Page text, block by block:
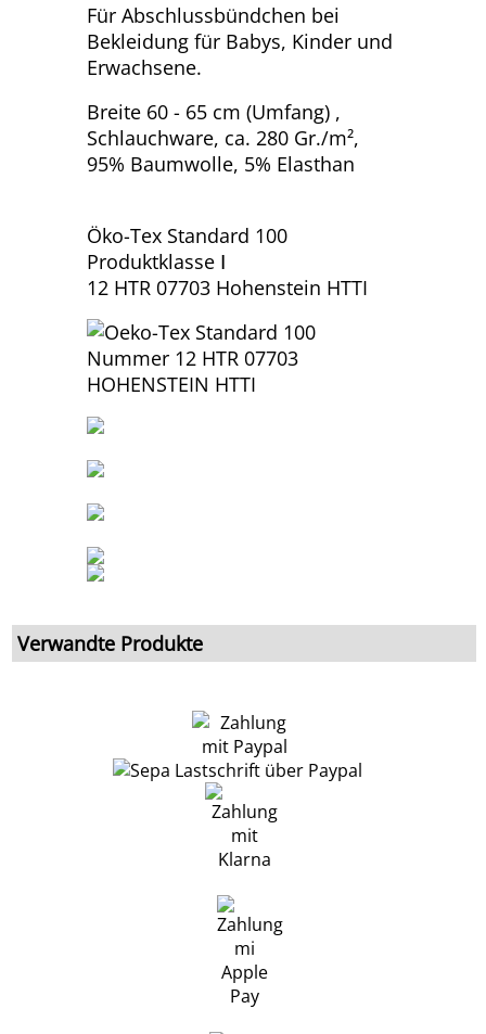
Für Abschlussbündchen bei
Bekleidung für Babys, Kinder und
Erwachsene.
Breite 60 - 65 cm (Umfang) ,
Schlauchware, ca. 280 Gr./m²,
95% Baumwolle, 5% Elasthan
Öko-Tex Standard 100
Produktklasse Ⅰ
12 HTR 07703 Hohenstein HTTI
Verwandte Produkte